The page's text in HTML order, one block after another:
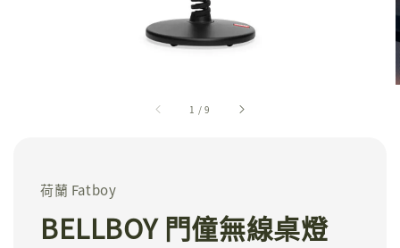
1 /9
荷蘭 Fatboy
BELLBOY 門僮無線桌燈